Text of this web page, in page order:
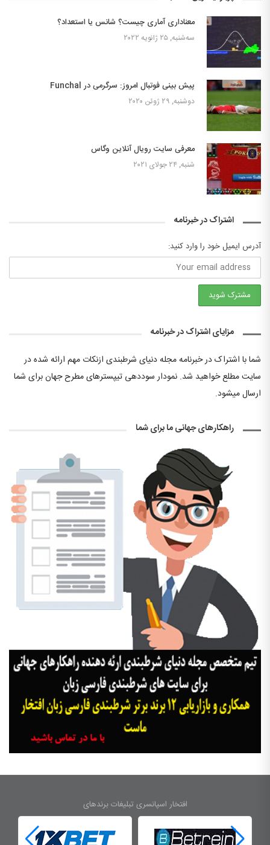
معناداری آماری چیست؟ شانس یا استعداد؟
سه‌شنبه, ۲۵ ژانویه ۲۰۲۲
پیش بینی فوتبال امروز: سرگرمی در Funchal
دوشنبه, ۲۹ ژوئن ۲۰۲۰
معرفی سایت رویال آنلاین وگاس
شنبه, ۲۴ جولای ۲۰۲۱
اشتراک در خبرنامه
آدرس ایمیل خود را وارد کنید:
مزایای اشتراک در خبرنامه
شما با اشتراک در خبرنامه مجله دنیای شرطبندی ازنکات مهم ارائه شده در
سایت مطلع خواهید شد. نمودار سوددهی تیپسترهای مطرح جهان برای شما
ارسال میشود.
راهکارهای جهانی ما برای شما
افتخار اسپانسری تبلیغات برندهای